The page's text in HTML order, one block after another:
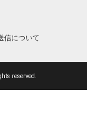
信について
reserved.